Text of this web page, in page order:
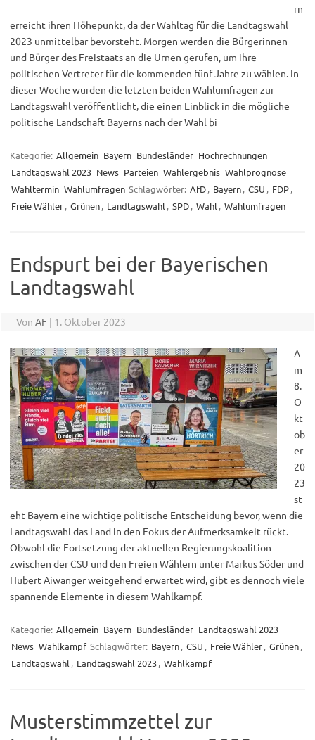
rn
erreicht ihren Höhepunkt, da der Wahltag für die Landtagswahl
2023 unmittelbar bevorsteht. Morgen werden die Bürgerinnen
und Bürger des Freistaats an die Urnen gerufen, um ihre
politischen Vertreter für die kommenden fünf Jahre zu wählen. In
dieser Woche wurden die letzten beiden Wahlumfragen zur
Landtagswahl veröffentlicht, die einen Einblick in die mögliche
politische Landschaft Bayerns nach der Wahl bi
Kategorie: Allgemein Bayern Bundesländer Hochrechnungen
Landtagswahl 2023 News Parteien Wahlergebnis Wahlprognose
Wahltermin Wahlumfragen Schlagwörter: AfD, Bayern, CSU , FDP,
Freie Wähler, Grünen, Landtagswahl , SPD, Wahl , Wahlumfragen
Endspurt bei der Bayerischen
Landtagswahl
Von AF | 1. Oktober 2023
A
m
8.
O
kt
ob
er
20
23
st
eht Bayern eine wichtige politische Entscheidung bevor, wenn die
Landtagswahl das Land in den Fokus der Aufmerksamkeit rückt.
Obwohl die Fortsetzung der aktuellen Regierungskoalition
zwischen der CSU und den Freien Wählern unter Markus Söder und
Hubert Aiwanger weitgehend erwartet wird, gibt es dennoch viele
spannende Elemente in diesem Wahlkampf.
Kategorie: Allgemein Bayern Bundesländer Landtagswahl 2023
News Wahlkampf Schlagwörter: Bayern, CSU , Freie Wähler, Grünen,
Landtagswahl , Landtagswahl 2023, Wahlkampf
Musterstimmzettel zur